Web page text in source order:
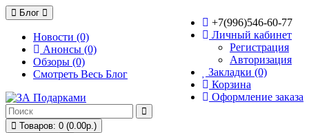
Блог
Новости (0)
Анонсы (0)
Обзоры (0)
Смотреть Весь Блог
+7(996)546-60-77
Личный кабинет
Регистрация
Авторизация
Закладки (0)
Корзина
Оформление заказа
Товаров: 0 (0.00р.)